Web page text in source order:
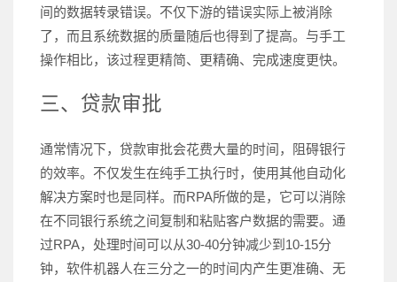
间的数据转录错误。不仅下游的错误实际上被消除
了，而且系统数据的质量随后也得到了提高。与手工
操作相比，该过程更精简、更精确、完成速度更快。
三、贷款审批
通常情况下，贷款审批会花费大量的时间，阻碍银行
的效率。不仅发生在纯手工执行时，使用其他自动化
解决方案时也是同样。而RPA所做的是，它可以消除
在不同银行系统之间复制和粘贴客户数据的需要。通
过RPA，处理时间可以从30-40分钟减少到10-15分
钟，软件机器人在三分之一的时间内产生更准确、无